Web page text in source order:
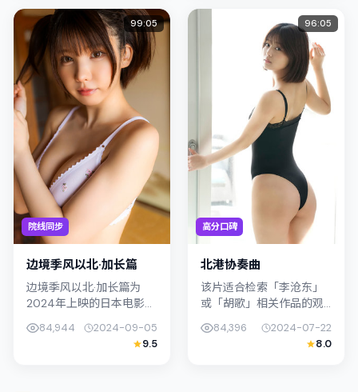
足，情节层...
表演撑...
院线同步
99:05
边境季风以北·加长篇
边境季风以北·加长篇为
2024年上映的日本电影悬
影片以真实细腻的笔触描
写普通人处境，张译与周
84,944
2024-09-05
9.5
高分口碑
96:05
北港协奏曲
该片适合检索「李沧东」
或「胡歌」相关作品的观
发行，类型上归入喜剧，
叙事焦点落在家庭与社会
84,396
2024-07-22
8.0